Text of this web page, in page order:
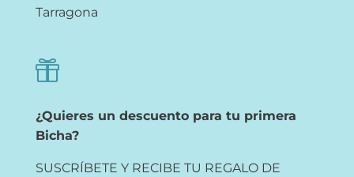
Tarragona

¿Quieres un descuento para tu primera
Bicha?
SUSCRÍBETE Y RECIBE TU REGALO DE